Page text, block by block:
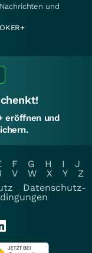
und
eröffnen und
F G H I
J
V W X Y
Z
Datenschutz-